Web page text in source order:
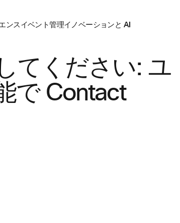
ンスイベント管理イノベーションと AI
てください: ユ
で Contact